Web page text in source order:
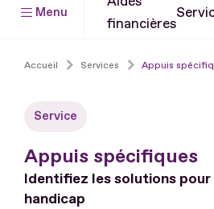
Menu
financières
Accueil Services Appuis
Appuis spécifiques
Service
Identifiez les solutions
handicap